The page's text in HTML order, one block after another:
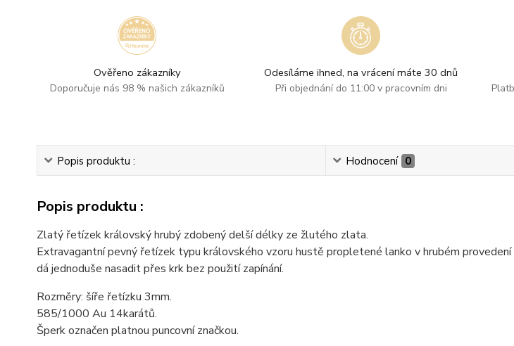
Ověřeno zákazníky
Doporučuje nás 98 % našich zákazníků
Odesíláme ihned, na vrácení máte 30 dnů
Při objednání do 11:00 v pracovním dni
Popis produktu : Hodnocení 0
Popis produktu :
Zlatý řetízek královský hrubý zdobený delší délky ze žlutého zlata.
Extravagantní pevný řetízek typu královského vzoru hustě propletené lanko v hrubém
dá jednoduše nasadit přes krk bez použití zapínání.
Rozměry: šíře řetízku 3mm.
585/1000 Au 14karátů.
Šperk označen platnou puncovní značkou.